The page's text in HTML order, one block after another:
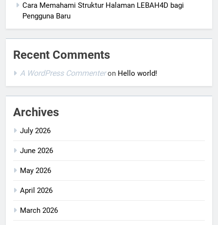
Cara Memahami Struktur Halaman LEBAH4D bagi
Pengguna Baru
Recent Comments
A WordPress Commenteron Hello world!
Archives
July 2026
June 2026
May 2026
April 2026
March 2026